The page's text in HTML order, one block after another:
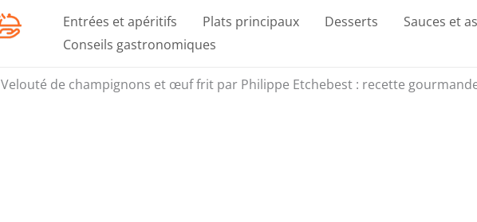
Entrées et apéritifs Plats principaux Desserts
Sauces et
Conseils gastronomiques
Velouté de champignons et œuf frit par Philippe Etchebest : recette